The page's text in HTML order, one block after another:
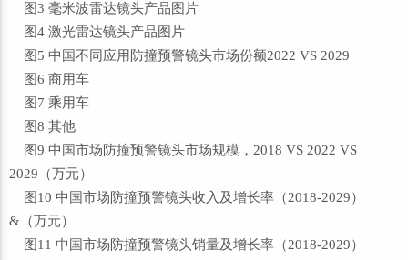
图3 毫米波雷达镜头产品图片
图4 激光雷达镜头产品图片
图5 中国不同应用防撞预警镜头市场份额2022 VS 2029
图6 商用车
图7 乘用车
图8 其他
图9 中国市场防撞预警镜头市场规模，2018 VS 2022 VS
2029（万元）
图10 中国市场防撞预警镜头收入及增长率（2018-2029）
&（万元）
图11 中国市场防撞预警镜头销量及增长率（2018-2029）